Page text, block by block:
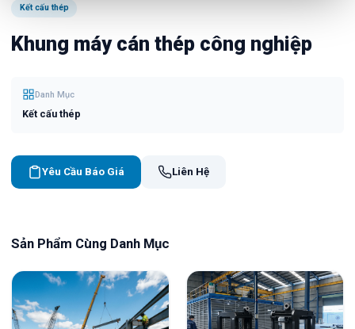
Kết cấu thép
Khung máy cán thép công nghiệp
Danh Mục
Kết cấu thép
Yêu Cầu Báo Giá Liên Hệ
Sản Phẩm Cùng Danh Mục